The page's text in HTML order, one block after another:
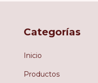
Categorías
Inicio
Productos